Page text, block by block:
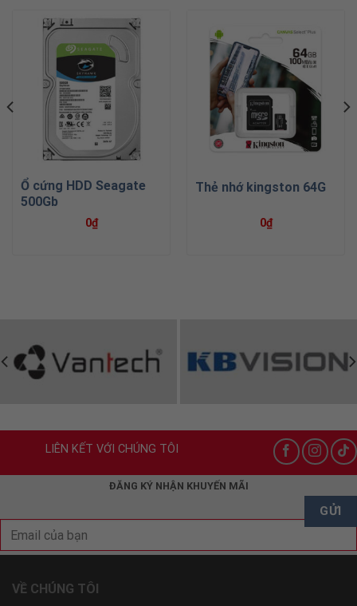
Ổ cứng HDD Seagate
500Gb
0₫
Thẻ nhớ kingston 64G
0₫
LIÊN KẾT VỚI CHÚNG TÔI
ĐĂNG KÝ NHẬN KHUYẾN MÃI
VỀ CHÚNG TÔI